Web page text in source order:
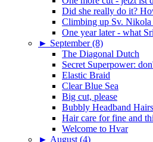
Did she really do it?
Climbing up Sv.
One year later - what
► September (8)
The Diagonal Dutch
Secret Superpower:
Elastic Braid
Clear Blue Sea
Big cut, please
Bubbly Headband
Hair care for fine and
Welcome to Hvar
► August (4)